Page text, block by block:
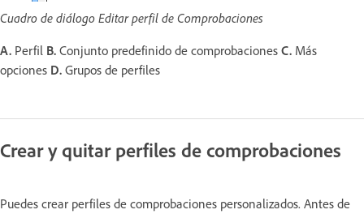
Cuadro de diálogo Editar perfil de Comprobaciones
A. Perfil B. Conjunto predefinido de comprobaciones C. Más
opciones D. Grupos de perfiles
Crear y quitar perfiles de comprobaciones
Puedes crear perfiles de comprobaciones personalizados. Antes de